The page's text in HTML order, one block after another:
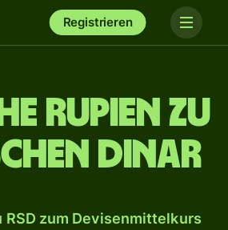
Registrieren
Rupien zu
Dinar
RSD zum Devisenmittelkurs